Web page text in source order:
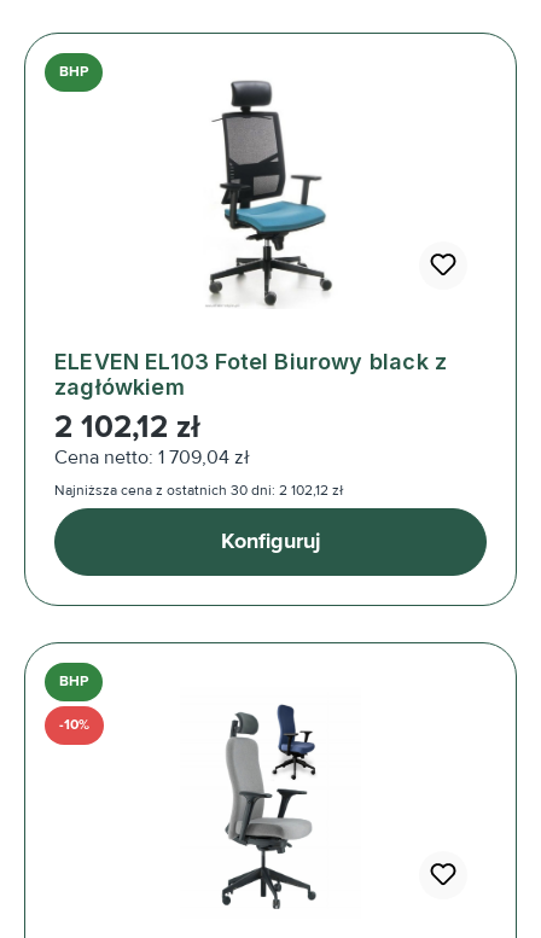
ELEVEN EL103 Fotel Biurowy black z
zagłówkiem
BHP
Cena regularna:
2 102,12 zł
Cena netto: 1 709,04 zł
Najniższa cena z ostatnich 30 dni: 2 102,12 zł
Konfiguruj
BHP
-10%